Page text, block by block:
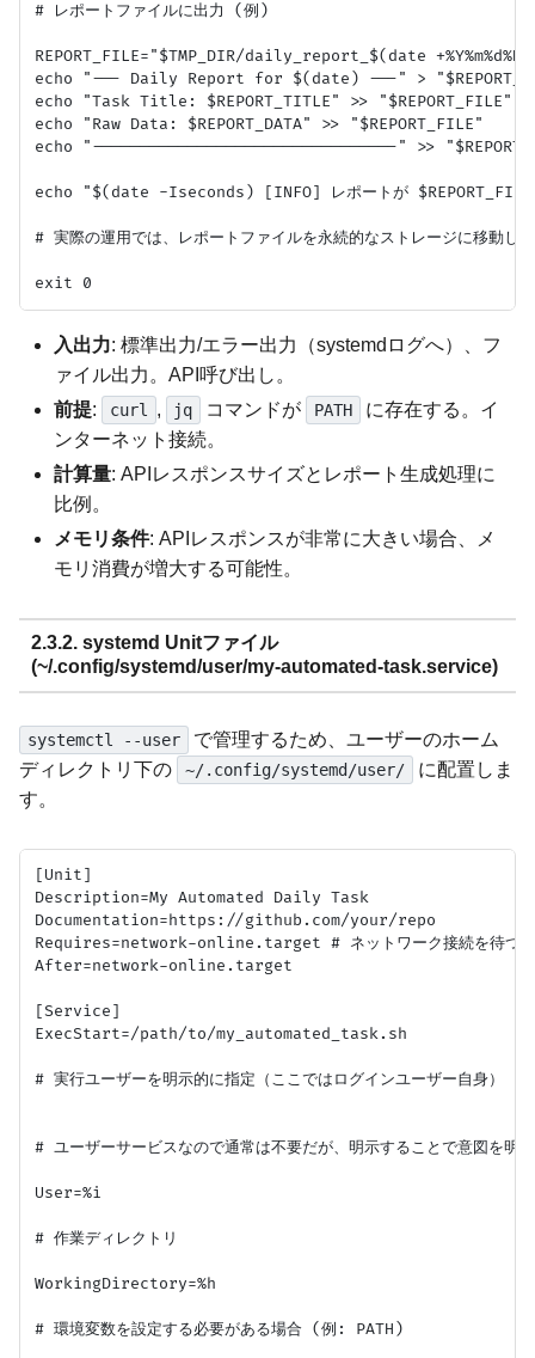
# レポートファイルに出力 (例)
REPORT_FILE="$TMP_DIR/daily_report_$(date
echo "--- Daily Report for $(date) ---" >
echo "Task Title: $REPORT_TITLE" >> "$REPORT_FILE"
echo "Raw Data: $REPORT_DATA" >> "$REPORT_FILE"
echo "--------------------------------" >>
echo "$(date -Iseconds) [INFO] レポートが $REPORT_FILE
# 実際の運用では、レポートファイルを永続的なストレージに移動し
入出力: 標準出力/エラー出力（systemdログへ）、フ
ァイル出力。API呼び出し。
前提: curl , jq コマンドが PATH
に存在する。イ
ンターネット接続。
計算量: APIレスポンスサイズとレポート生成処理に
比例。
メモリ条件: APIレスポンスが非常に大きい場合、メ
モリ消費が増大する可能性。
2.3.2. systemd Unitファイル
(~/.config/systemd/user/my-automated-task.service)
systemctl --user
で管理するため、ユーザーのホーム
ディレクトリ下の
~/.config/systemd/user/
に配置しま
す。
[Unit]
Description=My Automated Daily Task
Documentation=https://github.com/your/repo
Requires=network-online.target # ネットワーク接続を待つ
After=network-online.target
[Service]
ExecStart=/path/to/my_automated_task.sh
# 実行ユーザーを明示的に指定（ここではログインユーザー自身）
# ユーザーサービスなので通常は不要だが、明示することで意図を明
User=%i
# 作業ディレクトリ
WorkingDirectory=%h
# 環境変数を設定する必要がある場合 (例: PATH)